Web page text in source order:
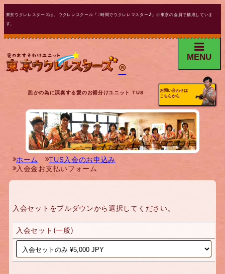
東京ウクレレスターズは、ウクレレスクール『2時間でウクレレマスター♪』@東京の会員で構成していま
す。
®
MENU
誰かの為に演奏する愛のお裾分けユニット TUS
お問い合わせは
こちらから
ホーム
TUS入会のお申込み
入会金お支払いフォーム
入会セットをプルダウンから選択してください。
入会セット(一般)